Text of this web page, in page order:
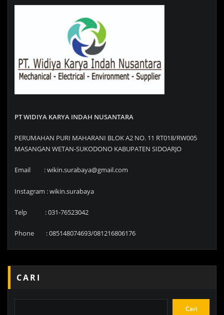
PT WIDIYA KARYA INDAH NUSANTARA
PERUMAHAN PURI MAHARANI BLOK A2 NO. 11 RT018/RW005
MASANGAN WETAN-SUKODONO KABUPATEN SIDOARJO
Email : wikin.surabaya@gmail.com
Instagram : wikin.surabaya
Telp : 031-76523042
Phone : 085148074693/081216806176
CARI
Cari